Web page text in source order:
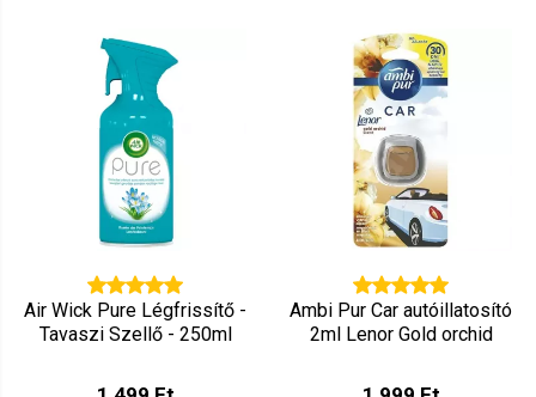
Air Wick Pure Légfrissítő -
Tavaszi Szellő - 250ml
Ambi Pur Car autóillatosító
2ml Lenor Gold orchid